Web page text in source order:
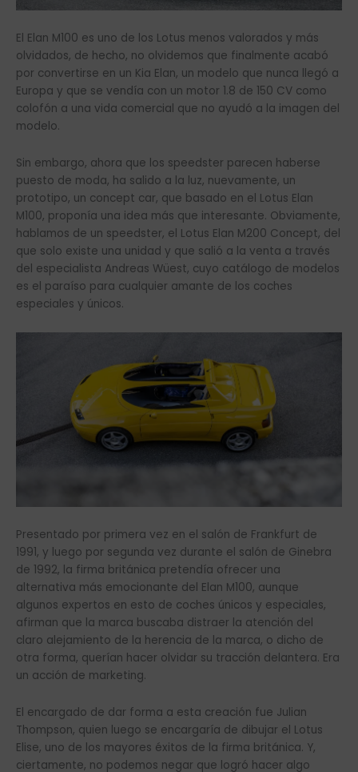
El Elan M100 es uno de los Lotus menos valorados y más
olvidados, de hecho, no olvidemos que finalmente acabó
por convertirse en un Kia Elan, un modelo que nunca llegó a
Europa y que se vendía con un motor 1.8 de 150 CV como
colofón a una vida comercial que no ayudó a la imagen del
modelo.
Sin embargo, ahora que los speedster parecen haberse
puesto de moda, ha salido a la luz, nuevamente, un
prototipo, un concept car, que basado en el Lotus Elan
M100, proponía una idea más que interesante. Obviamente,
hablamos de un speedster, el Lotus Elan M200 Concept, del
que solo existe una unidad y que salió a la venta a través
del especialista Andreas Wüest, cuyo catálogo de modelos
es el paraíso para cualquier amante de los coches
especiales y únicos.
Presentado por primera vez en el salón de Frankfurt de
1991, y luego por segunda vez durante el salón de Ginebra
de 1992, la firma británica pretendía ofrecer una
alternativa más emocionante del Elan M100, aunque
algunos expertos en esto de coches únicos y especiales,
afirman que la marca buscaba distraer la atención del
claro alejamiento de la herencia de la marca, o dicho de
otra forma, querían hacer olvidar su tracción delantera. Era
un acción de marketing.
El encargado de dar forma a esta creación fue Julian
Thompson, quien luego se encargaría de dibujar el Lotus
Elise, uno de los mayores éxitos de la firma británica. Y,
ciertamente, no podemos negar que logró hacer algo